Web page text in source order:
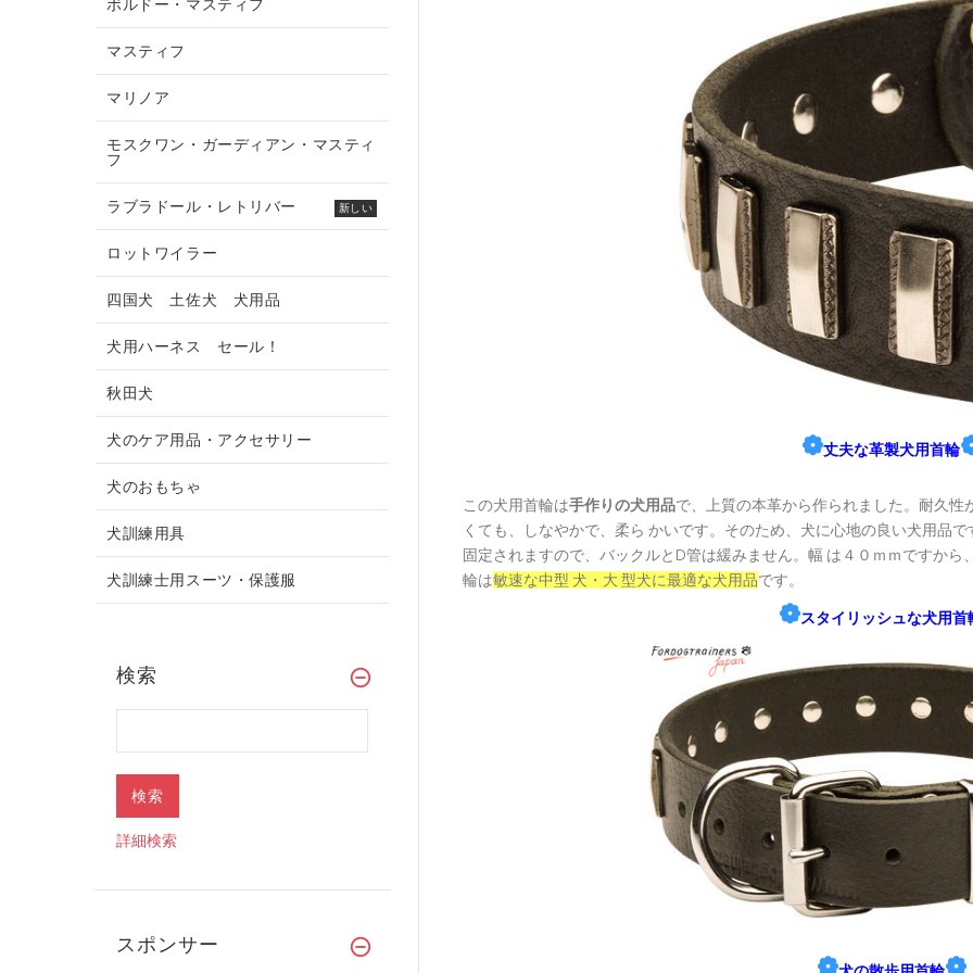
❁丈夫な革製犬用首輪
この犬用首輪は手作りの犬用品で、上質の本革から作られました。耐久
くても、しなやかで、柔ら かいです。そのため、犬に心地の良い犬用品
固定されますので、バックルとD管は緩みません。幅 は４０ｍｍですか
輪は敏速な中型 犬・大 型犬に最適な犬用品です。
❁スタイリッシュな犬用首
❁ ❁
ボルドー・マスティフ
マスティフ
マリノア
モスクワン・ガーディアン・マスティ
フ
ラブラドール・レトリバー 新しい
ロットワイラー
四国犬 土佐犬 犬用品
犬用ハーネス セール！
秋田犬
犬のケア用品・アクセサリー
犬のおもちゃ
犬訓練用具
犬訓練士用スーツ・保護服
検索
詳細検索
スポンサー